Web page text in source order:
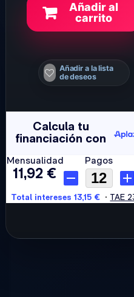
Añadir al
carrito
Añadir a la lista
de deseos